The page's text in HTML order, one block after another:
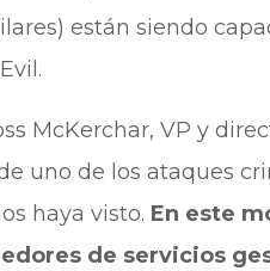
están siendo
McKerchar, VP y
uno de los ataques
haya visto. En este
de servicios